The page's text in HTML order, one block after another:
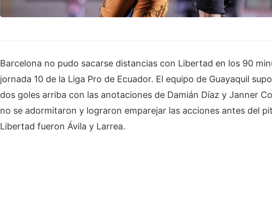
Barcelona no pudo sacarse distancias con Libertad en los 90
jornada 10 de la Liga Pro de Ecuador. El equipo de Guayaquil
dos goles arriba con las anotaciones de Damián Díaz y Janner
no se adormitaron y lograron emparejar las acciones antes del
Libertad fueron Ávila y Larrea.